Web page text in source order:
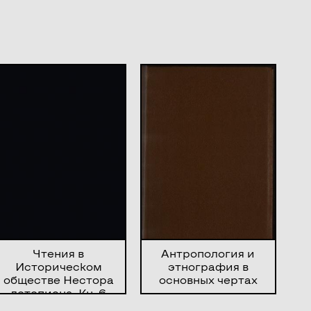
Чтения в
Историческом
обществе Нестора
летописца. Кн. 6
Антропология и
этнография в
основных чертах